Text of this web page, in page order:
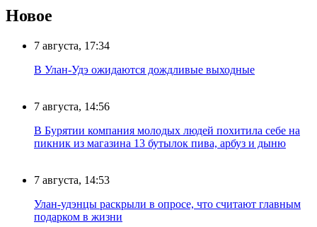
Новое
7 августа, 17:34
В Улан-Удэ ожидаются дождливые выходные
7 августа, 14:56
В Бурятии компания молодых людей похитила себе на
пикник из магазина 13 бутылок пива, арбуз и дыню
7 августа, 14:53
Улан-удэнцы раскрыли в опросе, что считают главным
подарком в жизни